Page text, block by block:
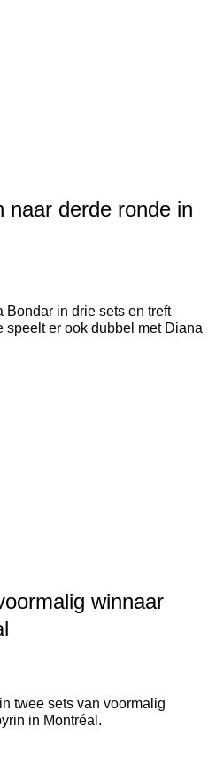
naar derde ronde in
Bondar in drie sets en treft
speelt er ook dubbel met Diana
winnaar
twee sets van voormalig
in Montréal.